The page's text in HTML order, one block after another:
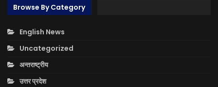
Browse By Category
English News
Uncategorized
अन्तराष्ट्रीय
उत्तर प्रदेश